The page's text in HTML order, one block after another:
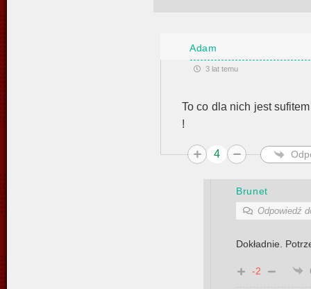
Adam
3 lat temu
To co dla nich jest
!
4
Brunet
Odpowiedź
Dokładnie.
-2